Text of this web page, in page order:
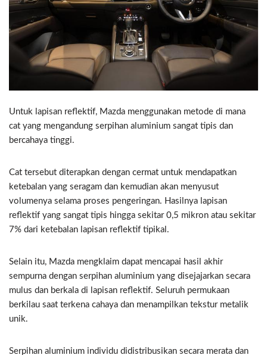
Untuk lapisan reflektif, Mazda menggunakan metode di mana
cat yang mengandung serpihan aluminium sangat tipis dan
bercahaya tinggi.
Cat tersebut diterapkan dengan cermat untuk mendapatkan
ketebalan yang seragam dan kemudian akan menyusut
volumenya selama proses pengeringan. Hasilnya lapisan
reflektif yang sangat tipis hingga sekitar 0,5 mikron atau sekitar
7% dari ketebalan lapisan reflektif tipikal.
Selain itu, Mazda mengklaim dapat mencapai hasil akhir
sempurna dengan serpihan aluminium yang disejajarkan secara
mulus dan berkala di lapisan reflektif. Seluruh permukaan
berkilau saat terkena cahaya dan menampilkan tekstur metalik
unik.
Serpihan aluminium individu didistribusikan secara merata dan